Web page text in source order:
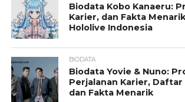
Biodata Kobo Kanaeru:
Karier, dan Fakta
Hololive Indonesia
BIODATA
Biodata Yovie & Nuno:
Perjalanan Karier,
dan Fakta Menarik